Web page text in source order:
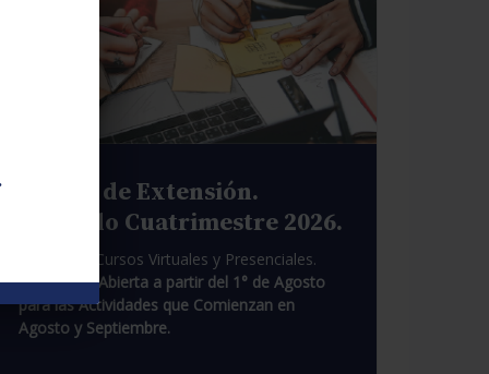
Cursos de Extensión.
Segundo Cuatrimestre 2026.
Pasantías. Cursos Virtuales y Presenciales.
Inscripción Abierta a partir del 1° de Agosto
para las Actividades que Comienzan en
Agosto y Septiembre.